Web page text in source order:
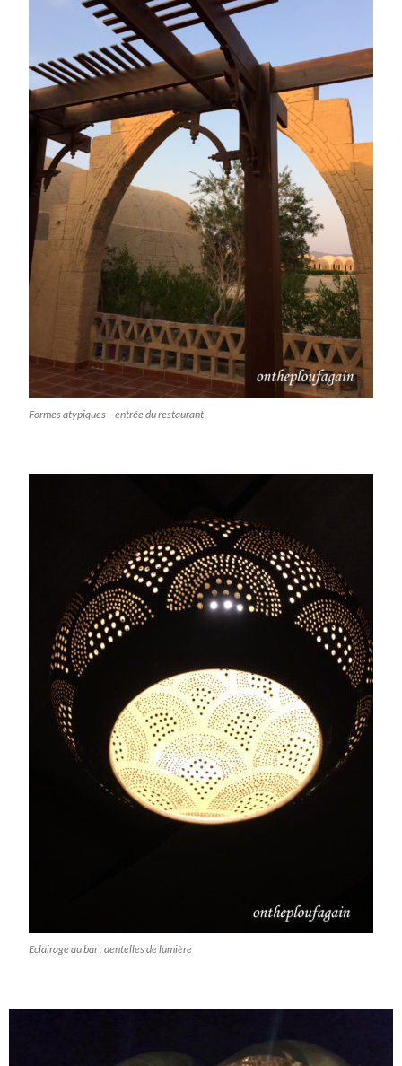
Formes atypiques – entrée du restaurant
Eclairage au bar : dentelles de lumière